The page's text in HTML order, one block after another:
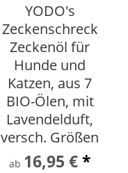
YODO's
Zeckenschreck
Zeckenöl für
Hunde und
Katzen, aus 7
BIO-Ölen, mit
Lavendelduft,
versch. Größen
ab 16,95 € *